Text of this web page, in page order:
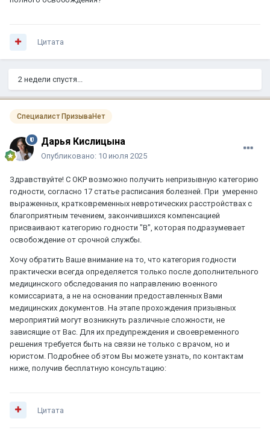
Цитата
2 недели спустя...
Специалист ПризываНет
Дарья Кислицына
Опубликовано: 10 июля 2025
Здравствуйте! С ОКР возможно получить непризывную категорию
годности, согласно 17 статье расписания болезней. При умеренно
выраженных, кратковременных невротических расстройствах с
благоприятным течением, закончившихся компенсацией
присваивают категорию годности "В", которая подразумевает
освобождение от срочной службы.
Хочу обратить Ваше внимание на то, что категория годности
практически всегда определяется только после дополнительного
медицинского обследования по направлению военного
комиссариата, а не на основании предоставленных Вами
медицинских документов. На этапе прохождения призывных
мероприятий могут возникнуть различные сложности, не
зависящие от Вас. Для их предупреждения и своевременного
решения требуется быть на связи не только с врачом, но и
юристом. Подробнее об этом Вы можете узнать, по контактам
ниже, получив бесплатную консультацию:
Цитата